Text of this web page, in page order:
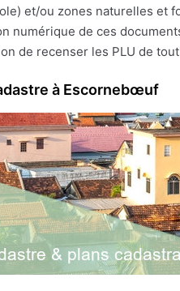
et/ou zones naturelles et
numérique de ces
de recenser les PLU de
à Escornebœuf